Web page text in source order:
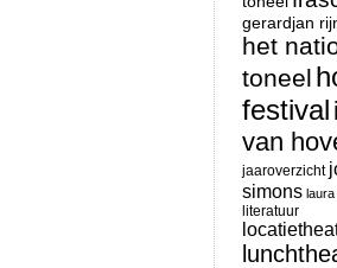
gerardjan
het
toneel
festival
van
jaaroverzicht
simons
literatuur